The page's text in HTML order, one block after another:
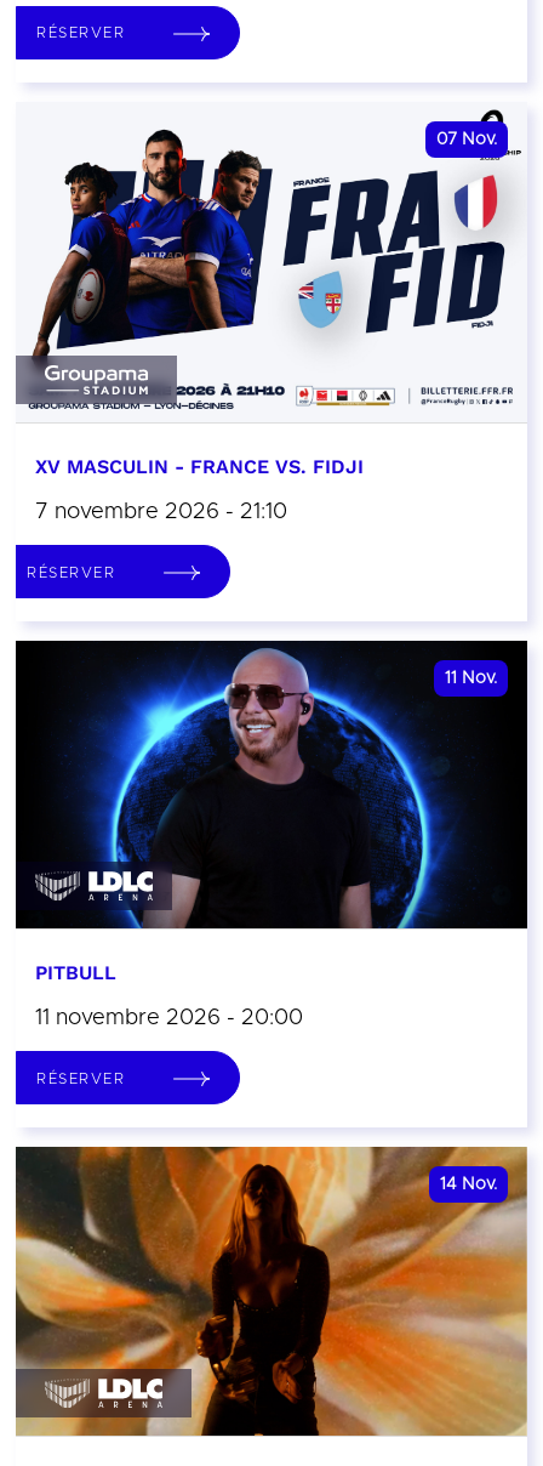
RÉSERVER
07 Nov.
XV MASCULIN - FRANCE VS. FIDJI
7 novembre 2026 - 21:10
RÉSERVER
11 Nov.
PITBULL
11 novembre 2026 - 20:00
RÉSERVER
14 Nov.